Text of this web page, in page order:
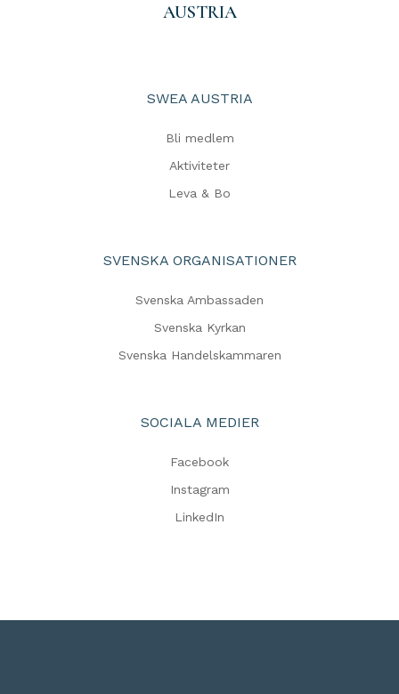
AUSTRIA
SWEA AUSTRIA
Bli medlem
Aktiviteter
Leva & Bo
SVENSKA ORGANISATIONER
Svenska Ambassaden
Svenska Kyrkan
Svenska Handelskammaren
SOCIALA MEDIER
Facebook
Instagram
LinkedIn